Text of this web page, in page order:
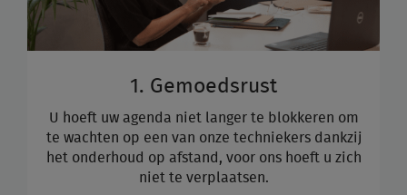
1. Gemoedsrust
U hoeft uw agenda niet langer te blokkeren om
te wachten op een van onze techniekers dankzij
het onderhoud op afstand, voor ons hoeft u zich
niet te verplaatsen.